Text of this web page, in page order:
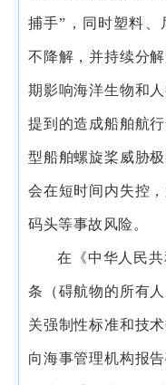
捕手”，同时塑料
不降解，并持续分
期影响海洋生物和
提到的造成船舶航
型船舶螺旋桨威胁
会在短时间内失控
码头等事故风险。
在《中华人民
条（碍航物的所有
关强制性标准和技
向海事管理机构报